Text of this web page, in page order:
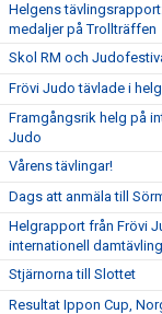
Helgens
medaljer på Trollträffen
Skol RM och
Frövi Judo tävlade i
Framgångsrik helg på
Judo
Vårens tävlingar!
Dags att anmäla till
Helgrapport från Frövi
internationell
Stjärnorna till Slottet
Resultat Ippon Cup,